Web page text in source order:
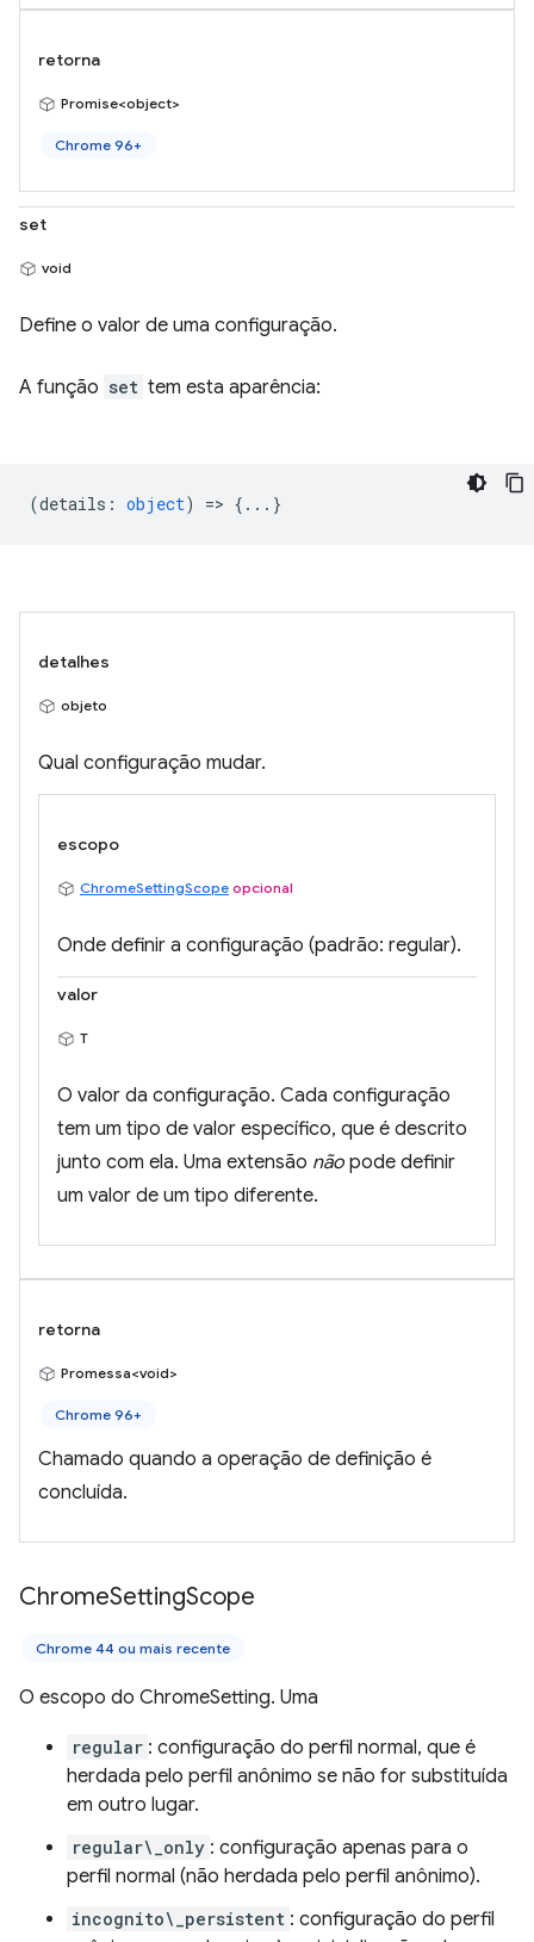
retorna
Promise<object>
Chrome 96+
set
void
Define o valor de uma configuração.
A função set tem esta aparência:
(details : object) => {...}
detalhes
objeto
Qual configuração mudar.
escopo
ChromeSettingScope opcional
Onde definir a configuração (padrão: regular).
valor
T
O valor da configuração. Cada configuração
tem um tipo de valor específico, que é descrito
junto com ela. Uma extensão não pode definir
um valor de um tipo diferente.
retorna
Promessa<void>
Chrome 96+
Chamado quando a operação de definição é
concluída.
ChromeSettingScope
Chrome 44 ou mais recente
O escopo do ChromeSetting. Uma
regular : configuração do perfil normal, que é
herdada pelo perfil anônimo se não for substituída
em outro lugar.
regular\_only : configuração apenas para o
perfil normal (não herdada pelo perfil anônimo).
incognito\_persistent : configuração do perfil